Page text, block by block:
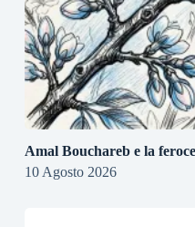
Amal Bouchareb e la
10 Agosto 2026